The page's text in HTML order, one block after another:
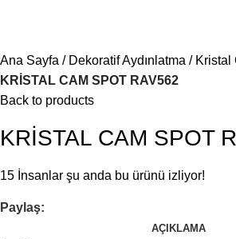
Ana Sayfa Dekoratif Aydınlatma
Kristal
KRİSTAL CAM SPOT RAV562
Back to products
KRİSTAL CAM SPOT
15 İnsanlar şu anda bu ürünü izliyor!
Paylaş:
AÇIKLAMA